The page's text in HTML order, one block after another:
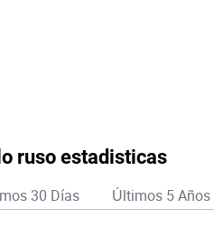
ruso estadisticas
30 Días Últimos 5 Años